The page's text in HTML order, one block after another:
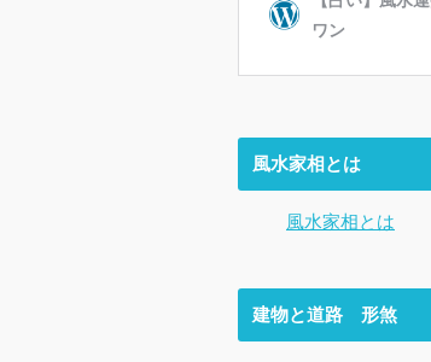
風水家相とは
風水家相とは
建物と道路 形煞